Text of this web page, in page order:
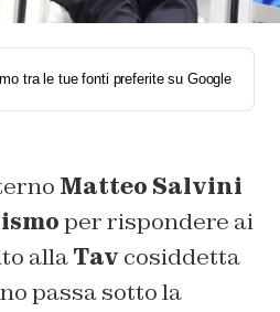
tra le tue fonti preferite su Google
Matteo Salvini
per rispondere ai
allaTav cosiddetta
passa sotto la